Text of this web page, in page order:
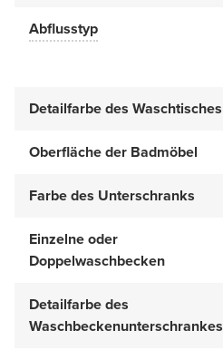
Abflusstyp
Detailfarbe des Waschtisches
Oberfläche der Badmöbel
Farbe des Unterschranks
Einzelne oder
Doppelwaschbecken
Detailfarbe des
Waschbeckenunterschrankes